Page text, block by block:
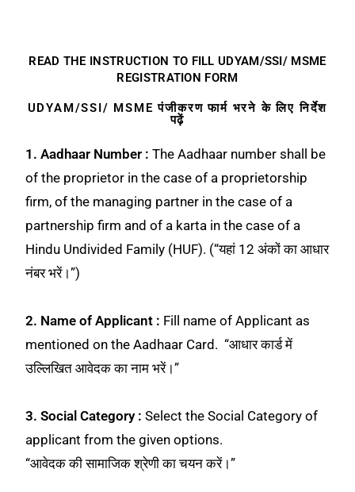
READ THE INSTRUCTION TO FILL UDYAM/SSI/ MSME
REGISTRATION FORM
UDYAM/SSI/ MSME पंजीकरण फार्म भरने के लिए निर्देश
पढ़ें
1. Aadhaar Number : The Aadhaar number shall be
of the proprietor in the case of a proprietorship
firm, of the managing partner in the case of a
partnership firm and of a karta in the case of a
Hindu Undivided Family (HUF). (“यहां 12 अंकों का आधार
नंबर भरें।”)
2. Name of Applicant : Fill name of Applicant as
mentioned on the Aadhaar Card. “आधार कार्ड में
उल्लिखित आवेदक का नाम भरें।”
3. Social Category :Select the Social Category of
applicant from the given options.
“आवेदक की सामाजिक श्रेणी का चयन करें।”